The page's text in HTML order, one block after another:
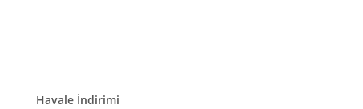
Havale İndirimi